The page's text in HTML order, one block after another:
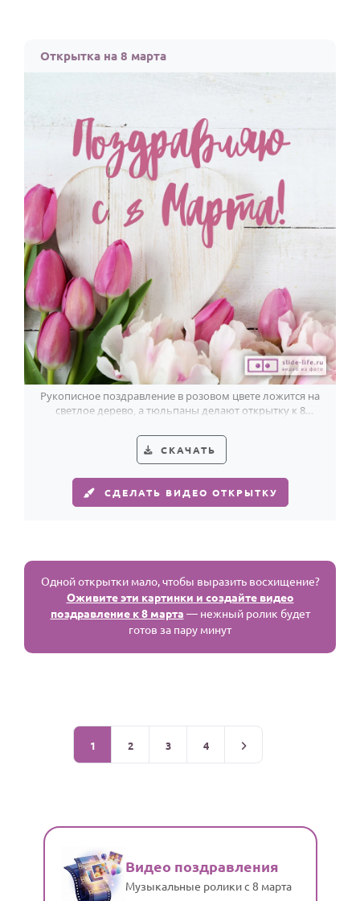
Открытка на 8 марта
Рукописное поздравление в розовом цвете ложится на
светлое дерево, а тюльпаны делают открытку к 8
СКАЧАТЬ
СДЕЛАТЬ ВИДЕО ОТКРЫТКУ
Одной открытки мало, чтобы выразить восхищение?
Оживите эти картинки и создайте видео
поздравление к 8 марта — нежный ролик будет
готов за пару минут
1 2 3 4
Видео поздравления
Музыкальные ролики с 8 марта